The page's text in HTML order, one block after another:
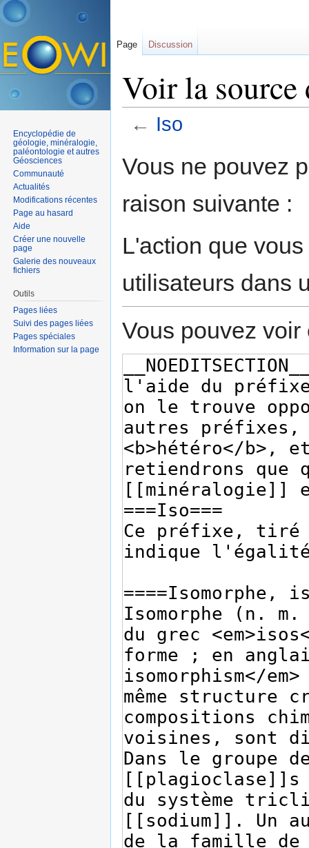
Voir la source
← Iso
Vous ne pouvez
raison suivante :
L'action que
utilisateurs dans
Vous pouvez
Page Discussion
Encyclopédie de
géologie, minéralogie,
paléontologie et autres
Géosciences
Communauté
Actualités
Modifications récentes
Page au hasard
Aide
Créer une nouvelle
page
Galerie des nouveaux
fichiers
Outils
Pages liées
Suivi des pages liées
Pages spéciales
Information sur la page